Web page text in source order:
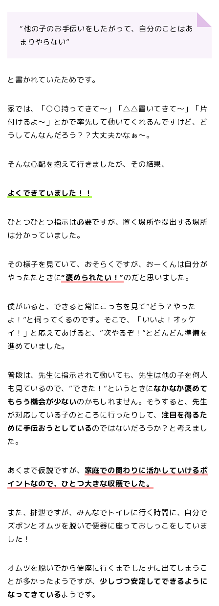
“他の子のお手伝いをしたがって、自分のことはあ
まりやらない”
と書かれていたためです。
家では、「○○持ってきて〜」「△△置いてきて〜」「片
付けるよ〜」とかで率先して動いてくれるんですけど、ど
うしてんなんだろう？？大丈夫かなぁ〜。
そんな心配を抱えて行きましたが、その結果、
よくできていました！！
ひとつひとつ指示は必要ですが、置く場所や提出する場所
は分かっていました。
その様子を見ていて、おそらくですが、おーくんは自分が
やったたときに“褒められたい！”のだと思いました。
僕がいると、できると常にこっちを見て”どう？やった
よ！”と伺ってくるのです。そこで、「いいよ！オッケ
イ！」と応えてあげると、”次やるぞ！”とどんどん準備を
進めていました。
普段は、先生に指示されて動いても、先生は他の子を何人
も見ているので、”できた！”というときになかなか褒めて
もらう機会が少ないのかもしれません。そうすると、先生
が対応している子のところに行ったりして、 注目を得るた
めに手伝おうとしているのではないだろうか？と考えまし
た。
あくまで仮説ですが、 家庭での関わりに活かしていけるポ
イントなので、ひとつ大きな収穫でした。
また、排泄ですが、みんなでトイレに行く時間に、自分で
ズボンとオムツを脱いで便器に座っておしっこをしていま
した！
オムツを脱いでから便座に行くまでもたずに出てしまうこ
とが多かったようですが、 少しづつ安定してできるように
なってきているようです。